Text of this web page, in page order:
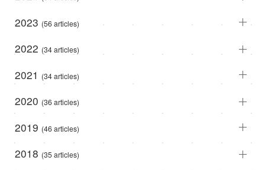
2023 (56 articles)
2022 (34 articles)
2021 (34 articles)
2020 (36 articles)
2019 (46 articles)
2018 (35 articles)